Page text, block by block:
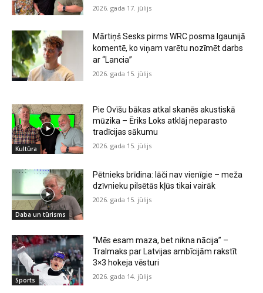
2026. gada 17. jūlijs
Mārtiņš Sesks pirms WRC posma Igaunijā
komentē, ko viņam varētu nozīmēt darbs
ar “Lancia”
2026. gada 15. jūlijs
Kultūra
Pie Ovīšu bākas atkal skanēs akustiskā
mūzika – Ēriks Loks atklāj neparasto
tradīcijas sākumu
2026. gada 15. jūlijs
Daba un tūrisms
Pētnieks brīdina: lāči nav vienīgie – meža
dzīvnieku pilsētās kļūs tikai vairāk
2026. gada 15. jūlijs
Sports
“Mēs esam maza, bet nikna nācija” –
Tralmaks par Latvijas ambīcijām rakstīt
3×3 hokeja vēsturi
2026. gada 14. jūlijs